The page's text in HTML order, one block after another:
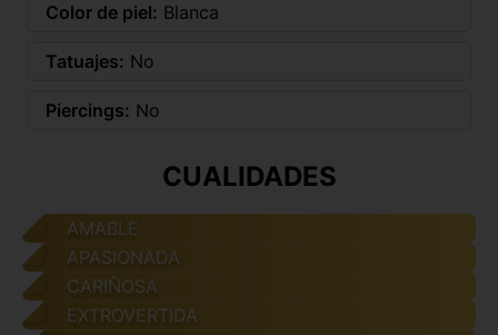
Color de piel: Blanca
Tatuajes: No
Piercings: No
CUALIDADES
AMABLE
APASIONADA
CARIÑOSA
EXTROVERTIDA